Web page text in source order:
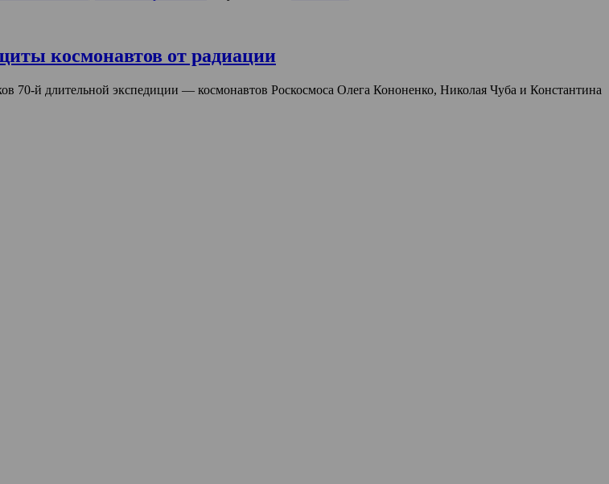
космонавтов от радиации
70-й длительной экспедиции — космонавтов Роскосмоса Олега Кононенко, Николая Чуба и Константина